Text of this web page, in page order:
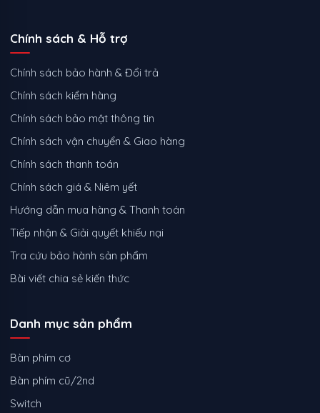
Chính sách & Hỗ trợ
Chính sách bảo hành & Đổi trả
Chính sách kiểm hàng
Chính sách bảo mật thông tin
Chính sách vận chuyển & Giao hàng
Chính sách thanh toán
Chính sách giá & Niêm yết
Hướng dẫn mua hàng & Thanh toán
Tiếp nhận & Giải quyết khiếu nại
Tra cứu bảo hành sản phẩm
Bài viết chia sẻ kiến thức
Danh mục sản phẩm
Bàn phím cơ
Bàn phím cũ/2nd
Switch